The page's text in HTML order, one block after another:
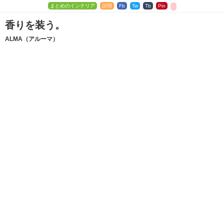
まとめのインテリア 説明 Fb Tw Tb Pin
香りを装う。
ALMA（アルーマ）